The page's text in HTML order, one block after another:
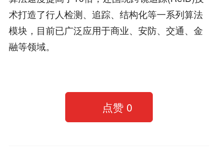
术打造了行人检测、追踪、结构化等一系列算法
模块，目前已广泛应用于商业、安防、交通、金
融等领域。
点赞 0